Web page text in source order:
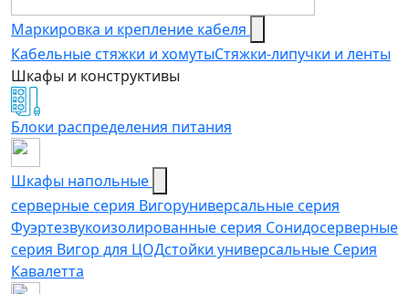
Маркировка и крепление кабеля
Кабельные стяжки и хомутыСтяжки-липучки и ленты
Шкафы и конструктивы
Блоки распределения питания
Шкафы напольные
серверные серия Вигоруниверсальные серия
Фуэртезвукоизолированные серия Сонидосерверные
серия Вигор для ЦОДстойки универсальные Серия
Кавалетта